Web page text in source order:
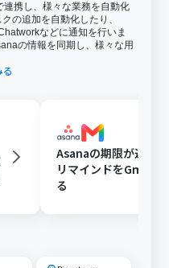
携し、様々な業務を自動化
の追加を自動化したり、
などに通知を行いま
の情報を同期し、様々な用
Asanaの期限が近い
リマインドをGmail
る